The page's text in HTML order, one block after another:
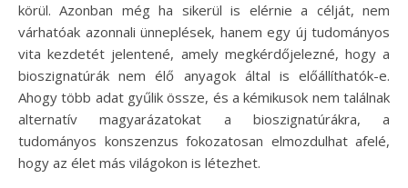
körül. Azonban még ha sikerül is elérnie a célját, nem
várhatóak azonnali ünneplések, hanem egy új tudományos
vita kezdetét jelentené, amely megkérdőjelezné, hogy a
bioszignatúrák nem élő anyagok által is előállíthatók-e.
Ahogy több adat gyűlik össze, és a kémikusok nem találnak
alternatív magyarázatokat a bioszignatúrákra, a
tudományos konszenzus fokozatosan elmozdulhat afelé,
hogy az élet más világokon is létezhet.